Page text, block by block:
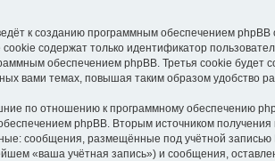
к созданию программным обеспечением phpBB
содержат только идентификатор
обеспечением phpBB. Третья cookie будет
вами темах, повышая таким образом удобство
по отношению к программному обеспечению
phpBB. Вторым источником
сообщения, размещённые под учётной
«ваша учётная запись») и сообщения,